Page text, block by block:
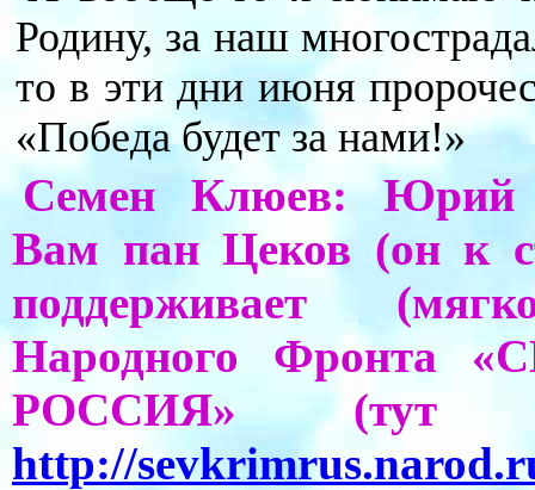
Родину, за наш
то в эти дни июня
«Победа будет за нами!»
Семен Клюев: Юрий
Вам пан Цеков (он к
поддерживает
Народного Фронта
РОССИЯ» (тут
http://